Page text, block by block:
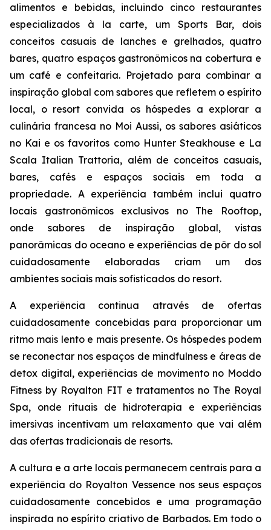
alimentos e bebidas, incluindo cinco restaurantes
especializados à la carte, um Sports Bar, dois
conceitos casuais de lanches e grelhados, quatro
bares, quatro espaços gastronômicos na cobertura e
um café e confeitaria. Projetado para combinar a
inspiração global com sabores que refletem o espírito
local, o resort convida os hóspedes a explorar a
culinária francesa no Moi Aussi, os sabores asiáticos
no Kai e os favoritos como Hunter Steakhouse e La
Scala Italian Trattoria, além de conceitos casuais,
bares, cafés e espaços sociais em toda a
propriedade. A experiência também inclui quatro
locais gastronômicos exclusivos no The Rooftop,
onde sabores de inspiração global, vistas
panorâmicas do oceano e experiências de pôr do sol
cuidadosamente elaboradas criam um dos
ambientes sociais mais sofisticados do resort.
A experiência continua através de ofertas
cuidadosamente concebidas para proporcionar um
ritmo mais lento e mais presente. Os hóspedes podem
se reconectar nos espaços de mindfulness e áreas de
detox digital, experiências de movimento no Moddo
Fitness by Royalton FIT e tratamentos no The Royal
Spa, onde rituais de hidroterapia e experiências
imersivas incentivam um relaxamento que vai além
das ofertas tradicionais de resorts.
A cultura e a arte locais permanecem centrais para a
experiência do Royalton Vessence nos seus espaços
cuidadosamente concebidos e uma programação
inspirada no espírito criativo de Barbados. Em todo o